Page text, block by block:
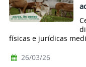
físicas e jurídicas
26/03/26